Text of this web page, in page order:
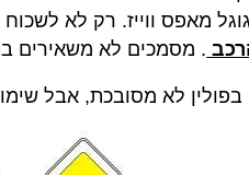
. מסמכים לא משאירים
בפולין לא מסובכת, אבל